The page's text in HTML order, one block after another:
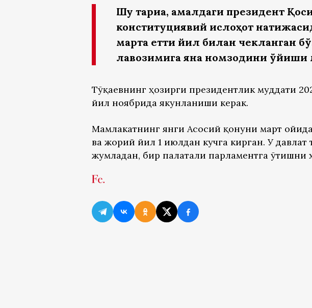
Шу тариқа, амалдаги президент
конституциявий ислоҳот
марта етти йил билан чекланган
лавозимига яна номзодини
Тўқаевнинг ҳозирги президентлик муддати
йил ноябрида якунланиши керак.
Мамлакатнинг янги Асосий қонуни март
ва жорий йил 1 июлдан кучга кирган. У
жумладан, бир палатали парламентга ўтишни